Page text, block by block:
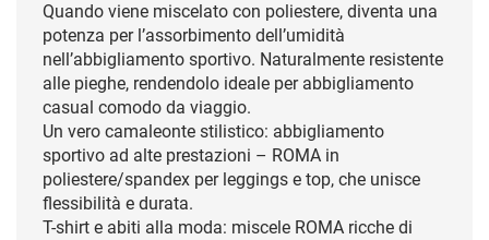
Quando viene miscelato con poliestere, diventa una
potenza per l’assorbimento dell’umidità
nell’abbigliamento sportivo. Naturalmente resistente
alle pieghe, rendendolo ideale per abbigliamento
casual comodo da viaggio.
Un vero camaleonte stilistico: abbigliamento
sportivo ad alte prestazioni – ROMA in
poliestere/spandex per leggings e top, che unisce
flessibilità e durata.
T-shirt e abiti alla moda: miscele ROMA ricche di